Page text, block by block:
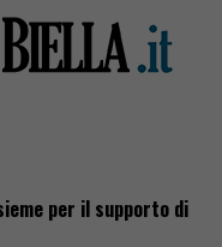
per il supporto di